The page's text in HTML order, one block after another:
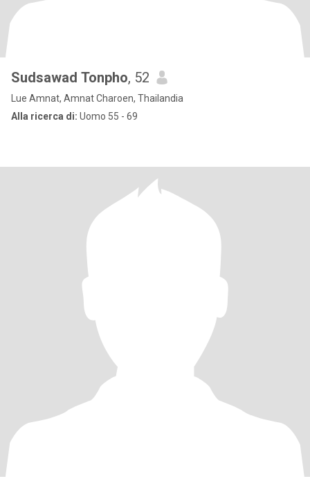
Sudsawad Tonpho, 52
Lue Amnat, Amnat Charoen, Thailandia
Alla ricerca di: Uomo 55 - 69